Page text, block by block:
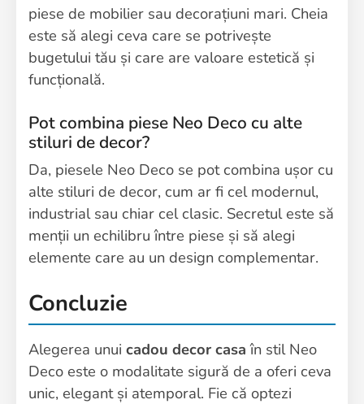
piese de mobilier sau decorațiuni mari. Cheia
este să alegi ceva care se potrivește
bugetului tău și care are valoare estetică și
funcțională.
Pot combina piese Neo Deco cu alte
stiluri de decor?
Da, piesele Neo Deco se pot combina ușor cu
alte stiluri de decor, cum ar fi cel modernul,
industrial sau chiar cel clasic. Secretul este să
menții un echilibru între piese și să alegi
elemente care au un design complementar.
Concluzie
Alegerea unui cadou decor casa în stil Neo
Deco este o modalitate sigură de a oferi ceva
unic, elegant și atemporal. Fie că optezi